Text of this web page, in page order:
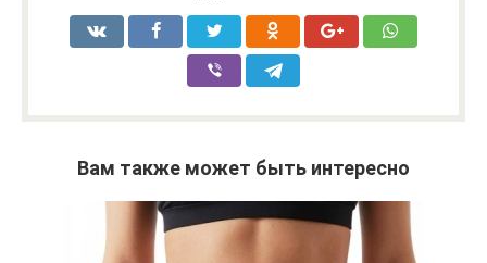
Вам также может быть интересно